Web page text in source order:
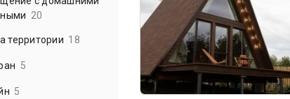
20
территории 18
5
5